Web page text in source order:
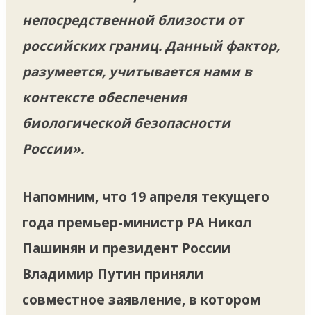
непосредственной близости от
российских границ. Данный фактор,
разумеется, учитывается нами в
контексте обеспечения
биологической безопасности
России».
Напомним, что 19 апреля текущего
года премьер-министр РА Никол
Пашинян и президент России
Владимир Путин приняли
совместное заявление, в котором